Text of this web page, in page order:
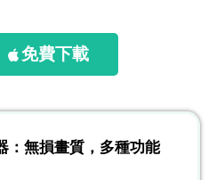
免費下載
：無損畫質，多種功能